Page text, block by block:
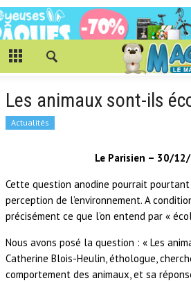
Les animaux sont-ils
Actualités
Le Parisien – 30/
Cette question anodine pourrait
perception de l’environnement. A
précisément ce que l’on entend par «
Nous avons posé la question : « Les
Catherine Blois-Heulin, éthologue,
comportement des animaux, et sa